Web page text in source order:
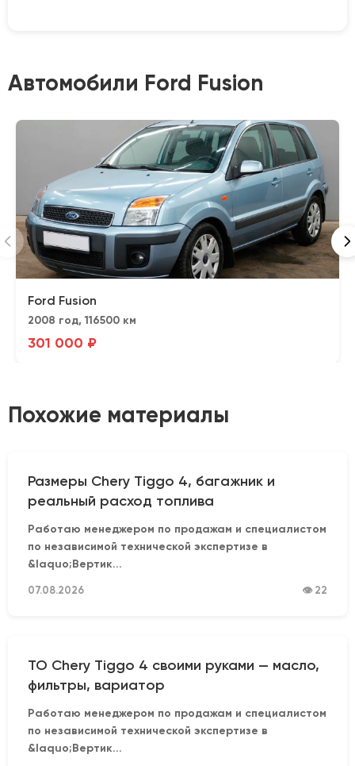
Автомобили Ford Fusion
Ford Fusion
2008 год, 116500 км
301 000 ₽
Похожие материалы
Размеры Chery Tiggo 4, багажник и
реальный расход топлива
Работаю менеджером по продажам и специалистом
по независимой технической экспертизе в
&laquo;Вертик...
07.08.2026 👁 22
ТО Chery Tiggo 4 своими руками — масло,
фильтры, вариатор
Работаю менеджером по продажам и специалистом
по независимой технической экспертизе в
&laquo;Вертик...